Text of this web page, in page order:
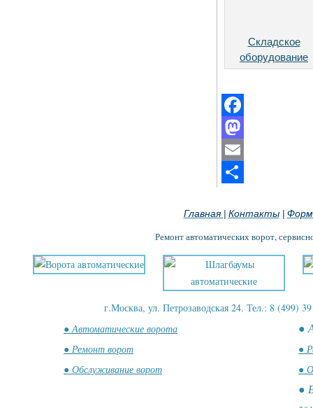
Складское
оборудование
Facebook
Mastodon
Email
Главная Контакты|
Ремонт автоматических ворот,
г.Москва, ул. Петрозаводская 24. Тел.: 8 (499)
● Автоматические ворота
●
● Ремонт ворот
●
● Обслуживание ворот
●
●